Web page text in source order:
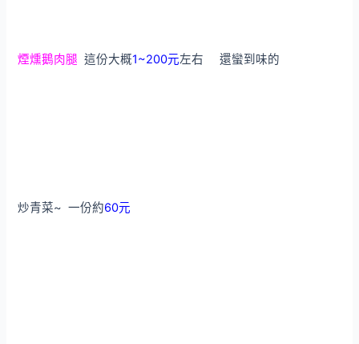
煙燻鵝肉腿 這份大概1~200元左右 還蠻到味的
炒青菜~ 一份約60元